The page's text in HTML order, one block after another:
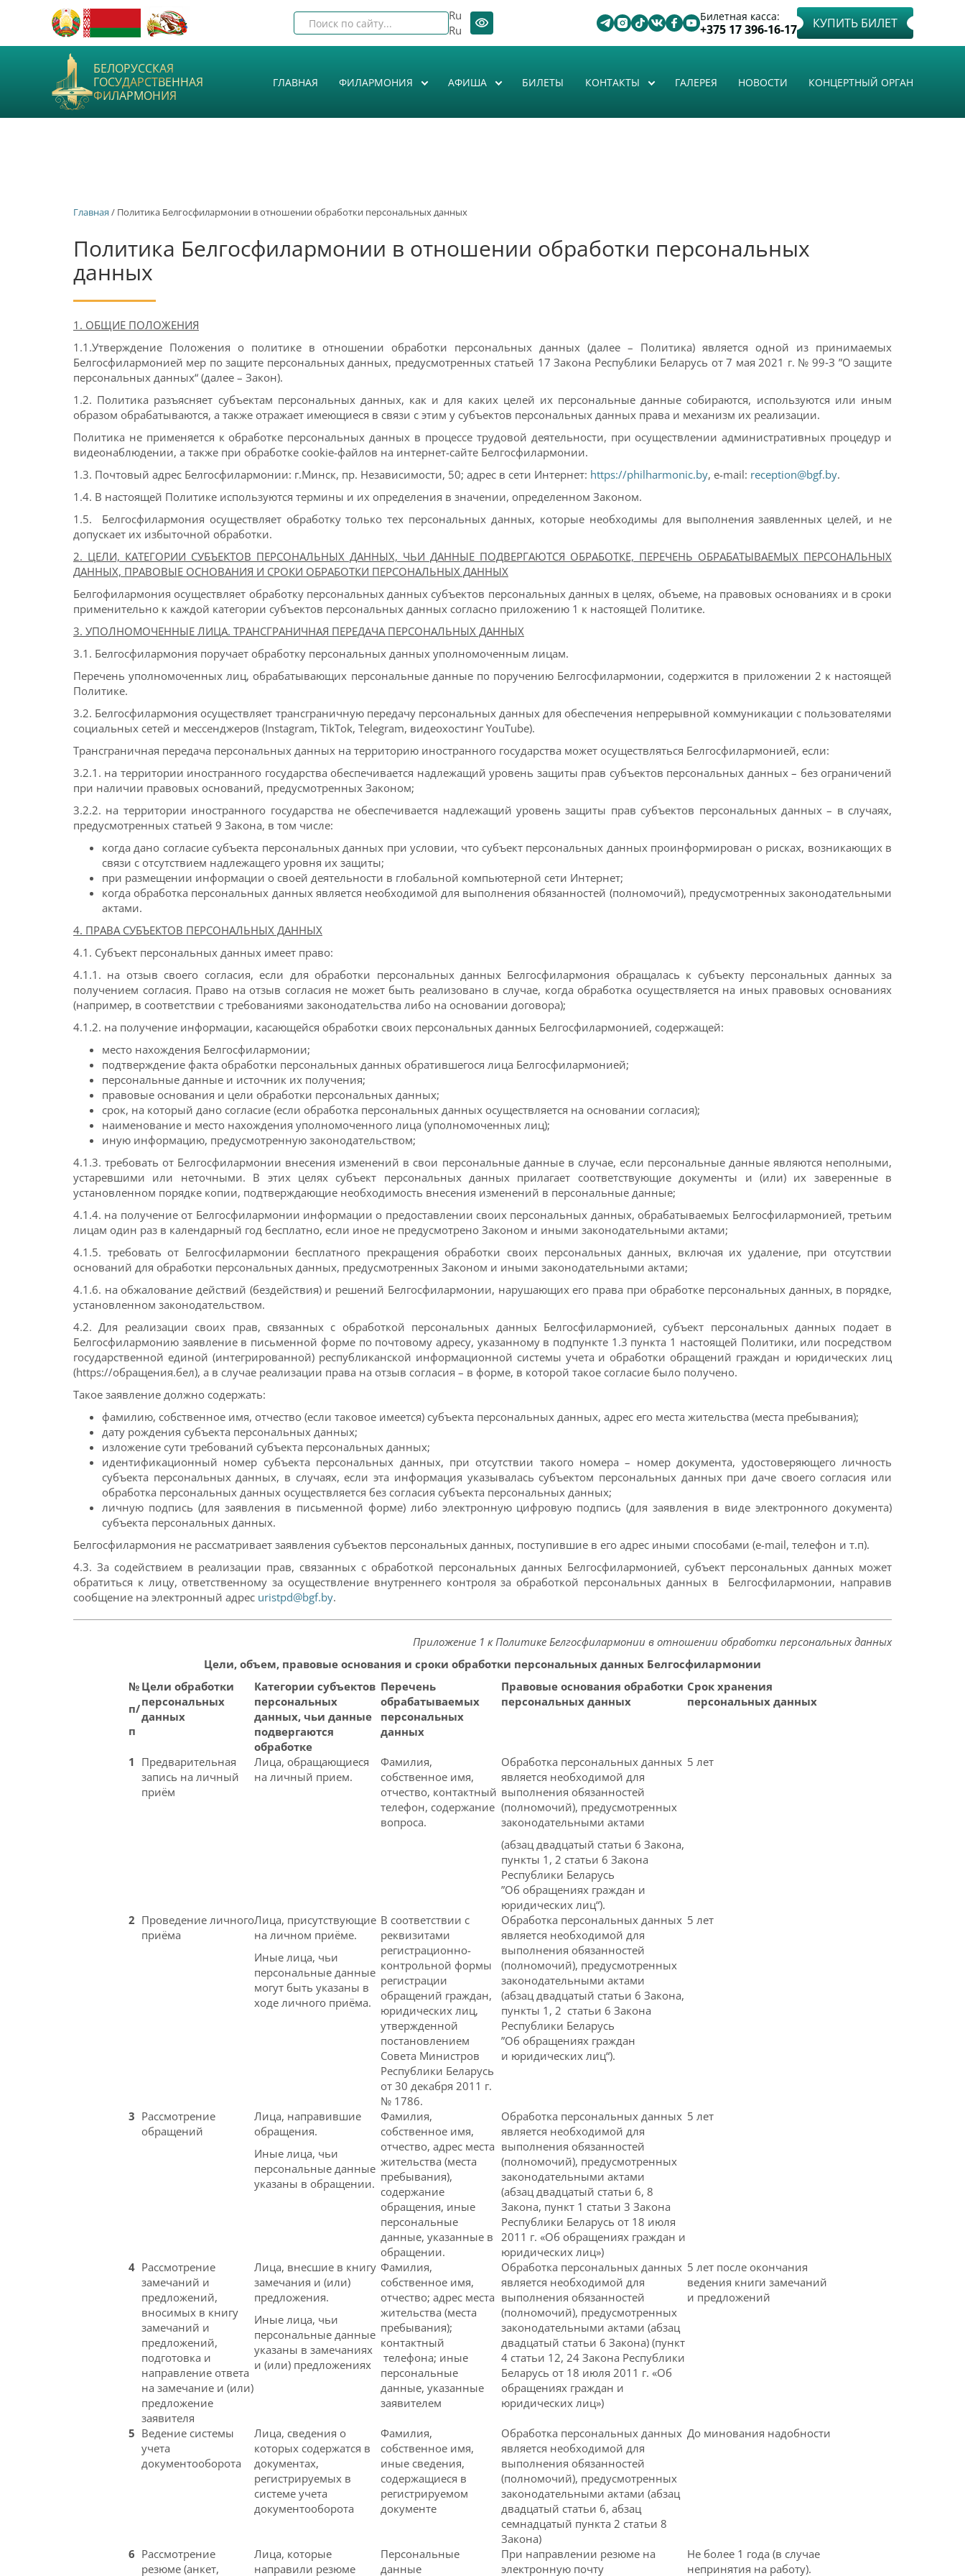
Билетная касса:
+375 17 396-16-17 КУПИТЬ БИЛЕТ
Ru
Ru
БЕЛОРУССКАЯ
ГОСУДАРСТВЕННАЯ
ФИЛАРМОНИЯ
ГЛАВНАЯ ФИЛАРМОНИЯ АФИША БИЛЕТЫ КОНТАКТЫ ГАЛЕРЕЯ НОВОСТИ КОНЦЕРТНЫЙ ОРГАН
Главная / Политика Белгосфилармонии в отношении обработки персональных данных
Политика Белгосфилармонии в отношении обработки персональных
данных
1. ОБЩИЕ ПОЛОЖЕНИЯ
1.1.Утверждение Положения о политике в отношении обработки персональных данных (далее – Политика) является одной из принимаемых
Белгосфилармонией мер по защите персональных данных, предусмотренных статьей 17 Закона Республики Беларусь от 7 мая 2021 г. № 99‑З ”О защите
персональных данных“ (далее – Закон).
1.2. Политика разъясняет субъектам персональных данных, как и для каких целей их персональные данные собираются, используются или иным
образом обрабатываются, а также отражает имеющиеся в связи с этим у субъектов персональных данных права и механизм их реализации.
Политика не применяется к обработке персональных данных в процессе трудовой деятельности, при осуществлении административных процедур и
видеонаблюдении, а также при обработке cookie-файлов на интернет-сайте Белгосфилармонии.
1.3. Почтовый адрес Белгосфилармонии: г.Минск, пр. Независимости, 50; адрес в сети Интернет: https://philharmonic.by, e-mail: reception@bgf.by.
1.4. В настоящей Политике используются термины и их определения в значении, определенном Законом.
1.5. Белгосфилармония осуществляет обработку только тех персональных данных, которые необходимы для выполнения заявленных целей, и не
допускает их избыточной обработки.
2. ЦЕЛИ, КАТЕГОРИИ СУБЪЕКТОВ ПЕРСОНАЛЬНЫХ ДАННЫХ, ЧЬИ ДАННЫЕ ПОДВЕРГАЮТСЯ ОБРАБОТКЕ, ПЕРЕЧЕНЬ ОБРАБАТЫВАЕМЫХ ПЕРСОНАЛЬНЫХ
ДАННЫХ, ПРАВОВЫЕ ОСНОВАНИЯ И СРОКИ ОБРАБОТКИ ПЕРСОНАЛЬНЫХ ДАННЫХ
Белгофилармония осуществляет обработку персональных данных субъектов персональных данных в целях, объеме, на правовых основаниях и в сроки
применительно к каждой категории субъектов персональных данных согласно приложению 1 к настоящей Политике.
3. УПОЛНОМОЧЕННЫЕ ЛИЦА. ТРАНСГРАНИЧНАЯ ПЕРЕДАЧА ПЕРСОНАЛЬНЫХ ДАННЫХ
3.1. Белгосфилармония поручает обработку персональных данных уполномоченным лицам.
Перечень уполномоченных лиц, обрабатывающих персональные данные по поручению Белгосфилармонии, содержится в приложении 2 к настоящей
Политике.
3.2. Белгосфилармония осуществляет трансграничную передачу персональных данных для обеспечения непрерывной коммуникации с пользователями
социальных сетей и мессенджеров (Instagram, TikTok, Теlegram, видеохостинг YouTube).
Трансграничная передача персональных данных на территорию иностранного государства может осуществляться Белгосфилармонией, если:
3.2.1. на территории иностранного государства обеспечивается надлежащий уровень защиты прав субъектов персональных данных – без ограничений
при наличии правовых оснований, предусмотренных Законом;
3.2.2. на территории иностранного государства не обеспечивается надлежащий уровень защиты прав субъектов персональных данных – в случаях,
предусмотренных статьей 9 Закона, в том числе:
когда дано согласие субъекта персональных данных при условии, что субъект персональных данных проинформирован о рисках, возникающих в
связи с отсутствием надлежащего уровня их защиты;
при размещении информации о своей деятельности в глобальной компьютерной сети Интернет;
когда обработка персональных данных является необходимой для выполнения обязанностей (полномочий), предусмотренных законодательными
актами.
4. ПРАВА СУБЪЕКТОВ ПЕРСОНАЛЬНЫХ ДАННЫХ
4.1. Субъект персональных данных имеет право:
4.1.1. на отзыв своего согласия, если для обработки персональных данных Белгосфилармония обращалась к субъекту персональных данных за
получением согласия. Право на отзыв согласия не может быть реализовано в случае, когда обработка осуществляется на иных правовых основаниях
(например, в соответствии с требованиями законодательства либо на основании договора);
4.1.2. на получение информации, касающейся обработки своих персональных данных Белгосфилармонией, содержащей:
место нахождения Белгосфилармонии;
подтверждение факта обработки персональных данных обратившегося лица Белгосфилармонией;
персональные данные и источник их получения;
правовые основания и цели обработки персональных данных;
срок, на который дано согласие (если обработка персональных данных осуществляется на основании согласия);
наименование и место нахождения уполномоченного лица (уполномоченных лиц);
иную информацию, предусмотренную законодательством;
4.1.3. требовать от Белгосфилармонии внесения изменений в свои персональные данные в случае, если персональные данные являются неполными,
устаревшими или неточными. В этих целях субъект персональных данных прилагает соответствующие документы и (или) их заверенные в
установленном порядке копии, подтверждающие необходимость внесения изменений в персональные данные;
4.1.4. на получение от Белгосфилармонии информации о предоставлении своих персональных данных, обрабатываемых Белгосфилармонией, третьим
лицам один раз в календарный год бесплатно, если иное не предусмотрено Законом и иными законодательными актами;
4.1.5. требовать от Белгосфилармонии бесплатного прекращения обработки своих персональных данных, включая их удаление, при отсутствии
оснований для обработки персональных данных, предусмотренных Законом и иными законодательными актами;
4.1.6. на обжалование действий (бездействия) и решений Белгосфилармонии, нарушающих его права при обработке персональных данных, в порядке,
установленном законодательством.
4.2. Для реализации своих прав, связанных с обработкой персональных данных Белгосфилармонией, субъект персональных данных подает в
Белгосфилармонию заявление в письменной форме по почтовому адресу, указанному в подпункте 1.3 пункта 1 настоящей Политики, или посредством
государственной единой (интегрированной) республиканской информационной системы учета и обработки обращений граждан и юридических лиц
(https://обращения.бел), а в случае реализации права на отзыв согласия – в форме, в которой такое согласие было получено.
Такое заявление должно содержать:
фамилию, собственное имя, отчество (если таковое имеется) субъекта персональных данных, адрес его места жительства (места пребывания);
дату рождения субъекта персональных данных;
изложение сути требований субъекта персональных данных;
идентификационный номер субъекта персональных данных, при отсутствии такого номера – номер документа, удостоверяющего личность
субъекта персональных данных, в случаях, если эта информация указывалась субъектом персональных данных при даче своего согласия или
обработка персональных данных осуществляется без согласия субъекта персональных данных;
личную подпись (для заявления в письменной форме) либо электронную цифровую подпись (для заявления в виде электронного документа)
субъекта персональных данных.
Белгосфилармония не рассматривает заявления субъектов персональных данных, поступившие в его адрес иными способами (e-mail, телефон и т.п).
4.3. За содействием в реализации прав, связанных с обработкой персональных данных Белгосфилармонией, субъект персональных данных может
обратиться к лицу, ответственному за осуществление внутреннего контроля за обработкой персональных данных в Белгосфилармонии, направив
сообщение на электронный адрес uristpd@bgf.by.
Приложение 1 к Политике Белгосфилармонии в отношении обработки персональных данных
Цели, объем, правовые основания и сроки обработки персональных данных Белгосфилармонии
№
п/
п
Цели обработки
персональных
данных
Категории субъектов
персональных
данных, чьи данные
подвергаются
обработке
Перечень
обрабатываемых
персональных
данных
Правовые основания обработки
персональных данных
Срок хранения
персональных данных
1 Предварительная
запись на личный
приём
Лица, обращающиеся
на личный прием.
Фамилия,
собственное имя,
отчество, контактный
телефон, содержание
вопроса.
Обработка персональных данных
является необходимой для
выполнения обязанностей
(полномочий), предусмотренных
законодательными актами
(абзац двадцатый статьи 6 Закона,
пункты 1, 2 статьи 6 Закона
Республики Беларусь
”Об обращениях граждан и
юридических лиц“).
5 лет
2 Проведение личного
приёма
Лица, присутствующие
на личном приёме.
Иные лица, чьи
персональные данные
могут быть указаны в
ходе личного приёма.
В соответствии с
реквизитами
регистрационно-
контрольной формы
регистрации
обращений граждан,
юридических лиц,
утвержденной
постановлением
Совета Министров
Республики Беларусь
от 30 декабря 2011 г.
№ 1786.
Обработка персональных данных
является необходимой для
выполнения обязанностей
(полномочий), предусмотренных
законодательными актами
(абзац двадцатый статьи 6 Закона,
пункты 1, 2 статьи 6 Закона
Республики Беларусь
”Об обращениях граждан
и юридических лиц“).
5 лет
3 Рассмотрение
обращений
Лица, направившие
обращения.
Иные лица, чьи
персональные данные
указаны в обращении.
Фамилия,
собственное имя,
отчество, адрес места
жительства (места
пребывания),
содержание
обращения, иные
персональные
данные, указанные в
обращении.
Обработка персональных данных
является необходимой для
выполнения обязанностей
(полномочий), предусмотренных
законодательными актами
(абзац двадцатый статьи 6, 8
Закона, пункт 1 статьи 3 Закона
Республики Беларусь от 18 июля
2011 г. «Об обращениях граждан и
юридических лиц»)
5 лет
4 Рассмотрение
замечаний и
предложений,
вносимых в книгу
замечаний и
предложений,
подготовка и
направление ответа
на замечание и (или)
предложение
заявителя
Лица, внесшие в книгу
замечания и (или)
предложения.
Иные лица, чьи
персональные данные
указаны в замечаниях
и (или) предложениях
Фамилия,
собственное имя,
отчество; адрес места
жительства (места
пребывания);
контактный
телефона; иные
персональные
данные, указанные
заявителем
Обработка персональных данных
является необходимой для
выполнения обязанностей
(полномочий), предусмотренных
законодательными актами (абзац
двадцатый статьи 6 Закона) (пункт
4 статьи 12, 24 Закона Республики
Беларусь от 18 июля 2011 г. «Об
обращениях граждан и
юридических лиц»)
5 лет после окончания
ведения книги замечаний
и предложений
5 Ведение системы
учета
документооборота
Лица, сведения о
которых содержатся в
документах,
регистрируемых в
системе учета
документооборота
Фамилия,
собственное имя,
иные сведения,
содержащиеся в
регистрируемом
документе
Обработка персональных данных
является необходимой для
выполнения обязанностей
(полномочий), предусмотренных
законодательными актами (абзац
двадцатый статьи 6, абзац
семнадцатый пункта 2 статьи 8
Закона)
До минования надобности
6 Рассмотрение
резюме (анкет,
Лица, которые
направили резюме
Персональные
данные
При направлении резюме на
электронную почту
Не более 1 года (в случае
непринятия на работу).